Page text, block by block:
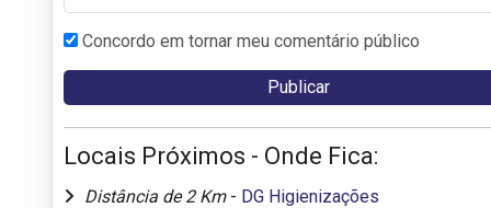
Concordo em tornar meu comentário público
Locais Próximos - Onde Fica:
Distância de 2 Km - DG Higienizações